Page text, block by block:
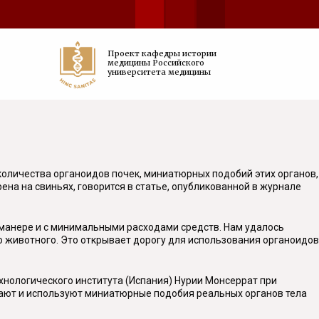
Проект кафедры истории
медицины Российского
университета медицины
органоидов почек, миниатюрных подобий этих органов,
на свиньях, говорится в статье, опубликованной в журнале
и с минимальными расходами средств. Нам удалось
Это открывает дорогу для использования органоидов
института (Испания) Нурии Монсеррат при
и используют миниатюрные подобия реальных органов тела